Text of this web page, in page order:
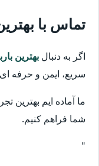
تماس با
اگر به دنبال بهترین
سریع، ایمن و حرفه ای
ما آماده ایم بهترین
شما فراهم کنیم.
"